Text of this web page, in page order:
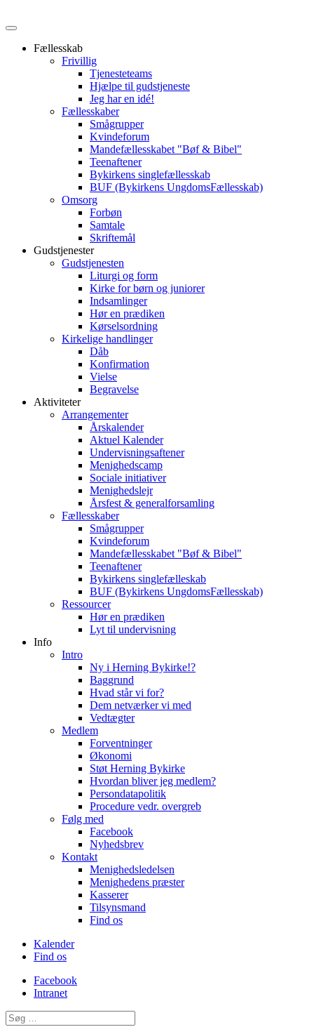
Fællesskab
Frivillig
Tjenesteteams
Hjælpe til gudstjeneste
Jeg har en idé!
Fællesskaber
Smågrupper
Kvindeforum
Mandefællesskabet "Bøf & Bibel"
Teenaftener
Bykirkens singlefællesskab
BUF (Bykirkens UngdomsFællesskab)
Omsorg
Forbøn
Samtale
Skriftemål
Gudstjenester
Gudstjenesten
Liturgi og form
Kirke for børn og juniorer
Indsamlinger
Hør en prædiken
Kørselsordning
Kirkelige handlinger
Dåb
Konfirmation
Vielse
Begravelse
Aktiviteter
Arrangementer
Årskalender
Aktuel Kalender
Undervisningsaftener
Menighedscamp
Sociale initiativer
Menighedslejr
Årsfest & generalforsamling
Fællesskaber
Smågrupper
Kvindeforum
Mandefællesskabet "Bøf & Bibel"
Teenaftener
Bykirkens singlefælleskab
BUF (Bykirkens UngdomsFællesskab)
Ressourcer
Hør en prædiken
Lyt til undervisning
Info
Intro
Ny i Herning Bykirke!?
Baggrund
Hvad står vi for?
Dem netværker vi med
Vedtægter
Medlem
Forventninger
Økonomi
Støt Herning Bykirke
Hvordan bliver jeg medlem?
Persondatapolitik
Procedure vedr. overgreb
Følg med
Facebook
Nyhedsbrev
Kontakt
Menighedsledelsen
Menighedens præster
Kasserer
Tilsynsmand
Find os
Kalender
Find os
Facebook
Intranet